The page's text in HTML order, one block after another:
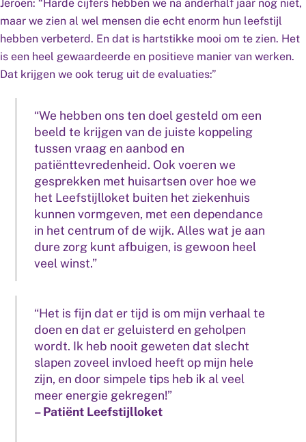
Jeroen: “Harde cijfers hebben we na anderhalf jaar nog niet,
maar we zien al wel mensen die echt enorm hun leefstijl
hebben verbeterd. En dat is hartstikke mooi om te zien. Het
is een heel gewaardeerde en positieve manier van werken.
Dat krijgen we ook terug uit de evaluaties:”
“We hebben ons ten doel gesteld om een
beeld te krijgen van de juiste koppeling
tussen vraag en aanbod en
patiënttevredenheid. Ook voeren we
gesprekken met huisartsen over hoe we
het Leefstijlloket buiten het ziekenhuis
kunnen vormgeven, met een dependance
in het centrum of de wijk. Alles wat je aan
dure zorg kunt afbuigen, is gewoon heel
veel winst.”
“Het is fijn dat er tijd is om mijn verhaal te
doen en dat er geluisterd en geholpen
wordt. Ik heb nooit geweten dat slecht
slapen zoveel invloed heeft op mijn hele
zijn, en door simpele tips heb ik al veel
meer energie gekregen!”
– Patiënt Leefstijlloket